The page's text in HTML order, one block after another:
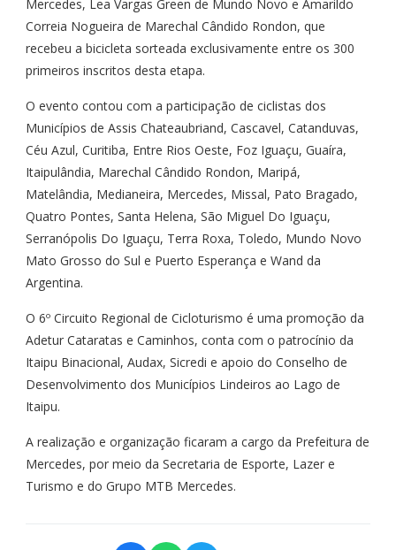
Mercedes, Lea Vargas Green de Mundo Novo e Amarildo
Correia Nogueira de Marechal Cândido Rondon, que
recebeu a bicicleta sorteada exclusivamente entre os 300
primeiros inscritos desta etapa.
O evento contou com a participação de ciclistas dos
Municípios de Assis Chateaubriand, Cascavel, Catanduvas,
Céu Azul, Curitiba, Entre Rios Oeste, Foz Iguaçu, Guaíra,
Itaipulândia, Marechal Cândido Rondon, Maripá,
Matelândia, Medianeira, Mercedes, Missal, Pato Bragado,
Quatro Pontes, Santa Helena, São Miguel Do Iguaçu,
Serranópolis Do Iguaçu, Terra Roxa, Toledo, Mundo Novo
Mato Grosso do Sul e Puerto Esperança e Wand da
Argentina.
O 6º Circuito Regional de Cicloturismo é uma promoção da
Adetur Cataratas e Caminhos, conta com o patrocínio da
Itaipu Binacional, Audax, Sicredi e apoio do Conselho de
Desenvolvimento dos Municípios Lindeiros ao Lago de
Itaipu.
A realização e organização ficaram a cargo da Prefeitura de
Mercedes, por meio da Secretaria de Esporte, Lazer e
Turismo e do Grupo MTB Mercedes.